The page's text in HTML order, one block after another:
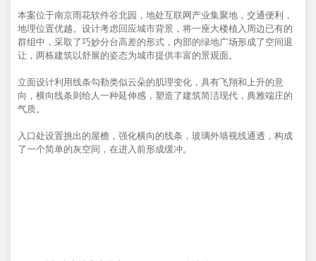
本案位于南京雨花软件谷北园，地处互联网产业集聚地，交通便利，
地理位置优越。设计考虑回应城市背景，将一座大楼植入周边已有的
群组中，采取了巧妙分台高差的形式，内部的绿地广场形成了空间退
让，两栋建筑以舒展的姿态为城市提供丰富的景观面。
立面设计利用线条勾勒类似云朵的肌理变化，具有飞翔和上升的意
向，横向线条则给人一种延伸感，塑造了建筑简洁现代，典雅端庄的
气质。
入口处设置挑出的屋檐，强化横向的线条，玻璃外墙视线通透，构成
了一个简单的灰空间，在进入前形成缓冲。